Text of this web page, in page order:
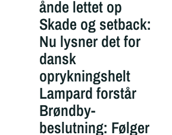
ånde lettet op
Skade og setback:
Nu lysner det for
dansk
oprykningshelt
Lampard forstår
Brøndby-
beslutning: Følger